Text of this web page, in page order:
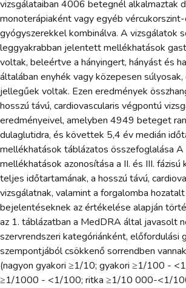
vizsgálataiban 4006 betegnél alkalmaztak
monoterápiaként vagy egyéb
gyógyszerekkel kombinálva. A vizsgálatok
leggyakrabban jelentett mellékhatások
voltak, beleértve a hányingert, hányást és
általában enyhék vagy közepesen
jellegűek voltak. Ezen eredmények
hosszú távú, cardiovascularis végpontú
eredményeivel, amelyben 4949 beteget
dulaglutidra, és követtek 5,4 év medián
mellékhatások táblázatos összefoglalása
mellékhatások azonosítása a II. és III. fázisú
teljes időtartamának, a hosszú távú,
vizsgálatnak, valamint a forgalomba
bejelentéseknek az értékelése alapján
az 1. táblázatban a MedDRA által javasolt
szervrendszeri kategóriánként, előfordulási
szempontjából csökkenő sorrendben
(nagyon gyakori ≥1/10; gyakori ≥1/100 -
≥1/1000 - <1/100; ritka ≥1/10 000-<1/